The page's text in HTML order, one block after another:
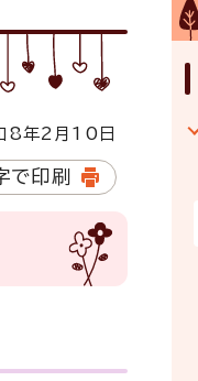
年2月10日
で印刷